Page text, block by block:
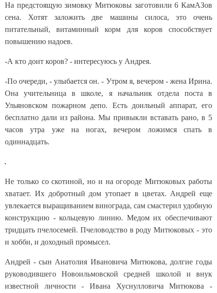
На предстоящую зимовку Митюковы заготовили 6 КамАЗов
сена. Хотят заложить две машины силоса, это очень
питательный, витаминный корм для коров способствует
повышению надоев.
-А кто доит коров? - интересуюсь у Андрея.
-По очереди, - улыбается он. - Утром я, вечером - жена Ирина.
Она учительница в школе, я начальник отдела поста в
Ульяновском пожарном депо. Есть доильный аппарат, его
бесплатно дали из района. Мы привыкли вставать рано, в 5
часов утра уже на ногах, вечером ложимся спать в
одиннадцать.
Не только со скотиной, но и на огороде Митюковых работы
хватает. Их добротный дом утопает в цветах. Андрей еще
увлекается выращиванием винограда, сам смастерил удобную
конструкцию - кольцевую линию. Медом их обеспечивают
тридцать пчелосемей. Пчеловодство в роду Митюковых - это
и хобби, и доходный промысел.
Андрей - сын Анатолия Ивановича Митюкова, долгие годы
руководившего Новоильмовской средней школой и внук
известной личности - Ивана Хуснулловича Митюкова -